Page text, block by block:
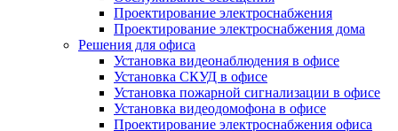
Проектирование электроснабжения
Проектирование электроснабжения дома
Решения для офиса
Установка видеонаблюдения в офисе
Установка СКУД в офисе
Установка пожарной сигнализации в офисе
Установка видеодомофона в офисе
Проектирование электроснабжения офиса